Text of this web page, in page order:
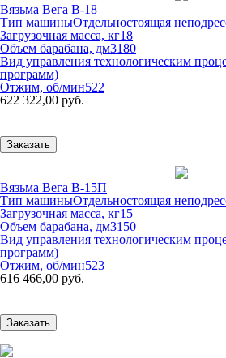
Вязьма Вега В-18
Тип машиныОтдельностоящая
Загрузочная масса, кг18
Объем барабана, дм3180
Вид управления технологическим
программ)
Отжим, об/мин522
622 322,00 руб.
Заказать
Вязьма Вега В-15П
Тип машиныОтдельностоящая
Загрузочная масса, кг15
Объем барабана, дм3150
Вид управления технологическим
программ)
Отжим, об/мин523
616 466,00 руб.
Заказать